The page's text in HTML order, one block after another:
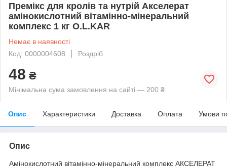
Премікс для кролів та нутрій Акселерат
амінокислотний вітамінно-мінеральний
комплекс 1 кг O.L.KAR
Немає в наявності
Код: 0000004608
Роздріб
48 ₴
Мінімальна сума замовлення на сайті — 200 ₴
Опис Характеристики Доставка Оплата Умови
Опис
Амінокислотний вітамінно-мінеральний комплекс АКСЕЛЕРАТ